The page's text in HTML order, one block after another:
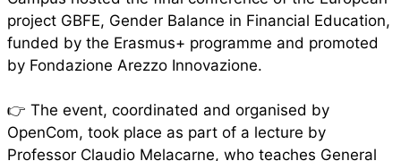
project GBFE, Gender Balance in Financial Education,
funded by the Erasmus+ programme and promoted
by Fondazione Arezzo Innovazione.
👉 The event, coordinated and organised by
OpenCom, took place as part of a lecture by
Professor Claudio Melacarne, who teaches General